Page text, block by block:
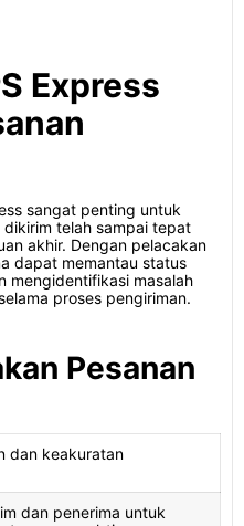
Express
sangat penting untuk
telah sampai tepat
akhir. Dengan pelacakan
dapat memantau status
mengidentifikasi masalah
proses pengiriman.
Pesanan
dan keakuratan
dan penerima untuk